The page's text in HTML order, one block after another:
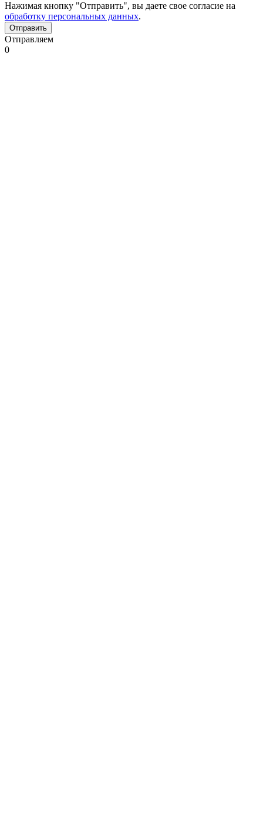
Нажимая кнопку "Отправить", вы даете свое согласие на
обработку персональных данных.
Отправляем
0